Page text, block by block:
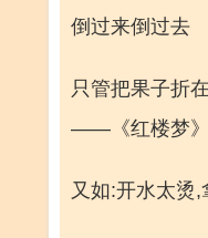
倒过来倒过去
只管把果子折
——《红楼梦》
又如:开水太烫